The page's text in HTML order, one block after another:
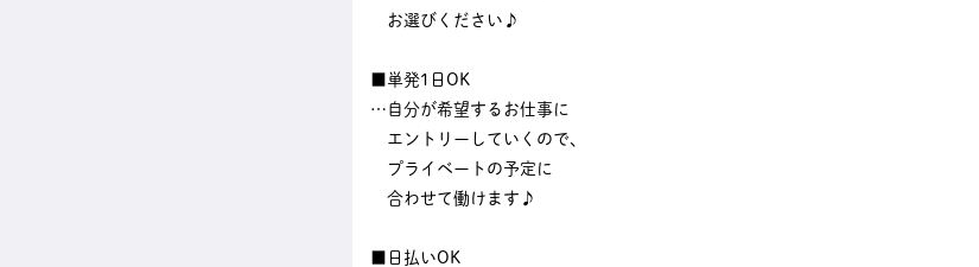
お選びください♪
■単発1日OK
…自分が希望するお仕事に
エントリーしていくので、
プライベートの予定に
合わせて働けます♪
■日払いOK